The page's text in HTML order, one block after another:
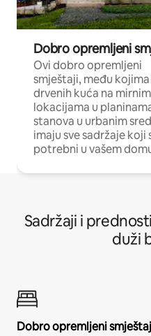
Dobro opremljeni
Ovi dobro opremljeni
smještaji, među
drvenih kuća na mirnim
lokacijama u
stanova u urbanim
imaju sve sadržaje koji
potrebni u vašem
Sadržaji i
duži
Dobro opremljeni